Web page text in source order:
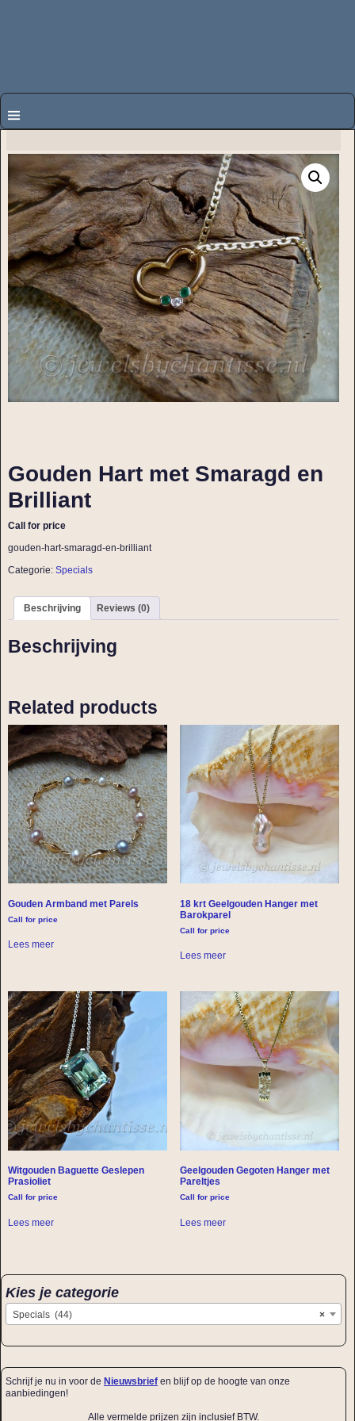
Gouden Hart met Smaragd en
Brilliant
Call for price
gouden-hart-smaragd-en-brilliant
Categorie: Specials
Beschrijving Reviews (0)
Beschrijving
Related products
Gouden Armband met Parels
Call for price
Lees meer
18 krt Geelgouden Hanger met
Barokparel
Call for price
Lees meer
Witgouden Baguette Geslepen
Prasioliet
Call for price
Lees meer
Geelgouden Gegoten Hanger met
Pareltjes
Call for price
Lees meer
Kies je categorie
×
Specials (44)
Schrijf je nu in voor de Nieuwsbrief en blijf op de hoogte van onze
aanbiedingen!
Alle vermelde prijzen zijn inclusief BTW.